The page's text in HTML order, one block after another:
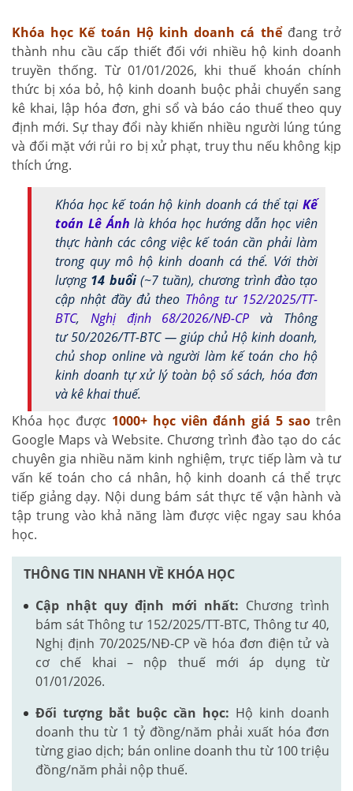
Khóa học Kế toán Hộ kinh doanh cá thểđang trở
thành nhu cầu cấp thiết đối với nhiều hộ kinh doanh
truyền thống. Từ 01/01/2026, khi thuế khoán chính
thức bị xóa bỏ, hộ kinh doanh buộc phải chuyển sang
kê khai, lập hóa đơn, ghi sổ và báo cáo thuế theo quy
định mới. Sự thay đổi này khiến nhiều người lúng túng
và đối mặt với rủi ro bị xử phạt, truy thu nếu không kịp
thích ứng.
Khóa học kế toán hộ kinh doanh cá thể tại Kế
toán Lê Ánh là khóa học hướng dẫn học viên
thực hành các công việc kế toán cần phải làm
trong quy mô hộ kinh doanh cá thể. Với thời
lượng 14 buổi(~7 tuần), chương trình đào tạo
cập nhật đầy đủ theo Thông tư 152/2025/TT-
BTC, Nghị định 68/2026/NĐ-CP và Thông
tư 50/2026/TT-BTC — giúp chủ Hộ kinh doanh,
chủ shop online và người làm kế toán cho hộ
kinh doanh tự xử lý toàn bộ sổ sách, hóa đơn
và kê khai thuế.
Khóa học được 1000+ học viên đánh giá 5 sao trên
Google Maps và Website. Chương trình đào tạo do các
chuyên gia nhiều năm kinh nghiệm, trực tiếp làm và tư
vấn kế toán cho cá nhân, hộ kinh doanh cá thể trực
tiếp giảng dạy. Nội dung bám sát thực tế vận hành và
tập trung vào khả năng làm được việc ngay sau khóa
học.
THÔNG TIN NHANH VỀ KHÓA HỌC
Cập nhật quy định mới nhất: Chương trình
bám sát Thông tư 152/2025/TT-BTC, Thông tư 40,
Nghị định 70/2025/NĐ-CP về hóa đơn điện tử và
cơ chế khai – nộp thuế mới áp dụng từ
01/01/2026.
Đối tượng bắt buộc cần học: Hộ kinh doanh
doanh thu từ 1 tỷ đồng/năm phải xuất hóa đơn
từng giao dịch; bán online doanh thu từ 100 triệu
đồng/năm phải nộp thuế.